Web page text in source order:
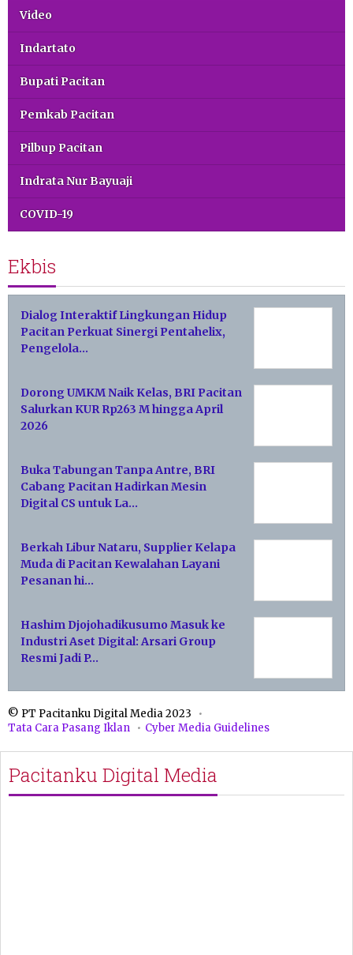
Video
Indartato
Bupati Pacitan
Pemkab Pacitan
Pilbup Pacitan
Indrata Nur Bayuaji
COVID-19
Ekbis
Dialog Interaktif Lingkungan Hidup
Pacitan Perkuat Sinergi Pentahelix,
Pengelola…
Dorong UMKM Naik Kelas, BRI Pacitan
Salurkan KUR Rp263 M hingga April
2026
Buka Tabungan Tanpa Antre, BRI
Cabang Pacitan Hadirkan Mesin
Digital CS untuk La…
Berkah Libur Nataru, Supplier Kelapa
Muda di Pacitan Kewalahan Layani
Pesanan hi…
Hashim Djojohadikusumo Masuk ke
Industri Aset Digital: Arsari Group
Resmi Jadi P…
© PT Pacitanku Digital Media 2023
Tata Cara Pasang Iklan
Cyber Media Guidelines
Pacitanku Digital Media